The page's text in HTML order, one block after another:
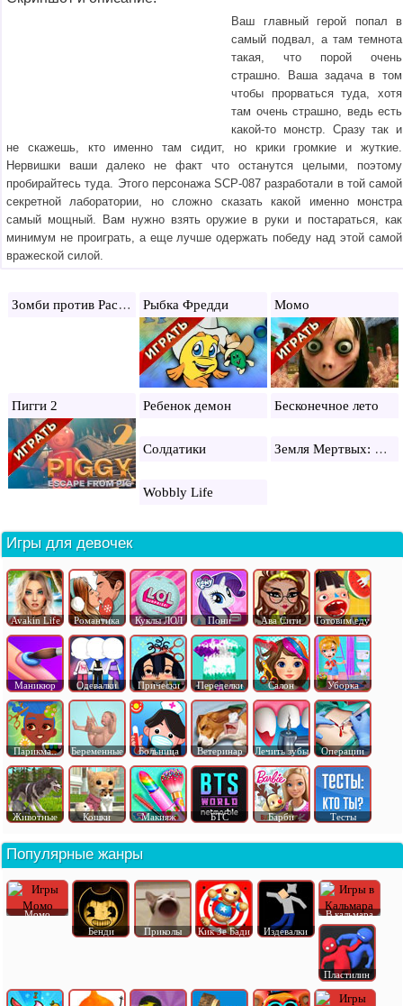
Ваш главный герой попал в
самый подвал, а там темнота
такая, что порой очень
страшно. Ваша задача в том
чтобы прорваться туда, хотя
там очень страшно, ведь есть
какой-то монстр. Сразу так и
не скажешь, кто именно там сидит, но крики громкие и жуткие.
Нервишки ваши далеко не факт что останутся целыми, поэтому
пробирайтесь туда. Этого персонажа SCP-087 разработали в той самой
секретной лаборатории, но сложно сказать какой именно монстра
самый мощный. Вам нужно взять оружие в руки и постараться, как
минимум не проиграть, а еще лучше одержать победу над этой самой
вражеской силой.
Зомби против Растений Рыбка Фредди Момо
Пигги 2 Ребенок демон Бесконечное лето
Солдатики Земля Мертвых: Выживание
Wobbly Life
Игры для девочек
Avakin Life Романтика Куклы ЛОЛ Пони Ава Сити Готовим еду
Маникюр Одевалки Прически Переделки Салон Уборка
Парикма.. Беременные Больница Ветеринар Лечить зубы Операции
Животные Кошки Макияж БТС Барби Тесты
Популярные жанры
Момо
Бенди
Приколы Кик Зе Бади Издевалки
В кальмара
Пластилин